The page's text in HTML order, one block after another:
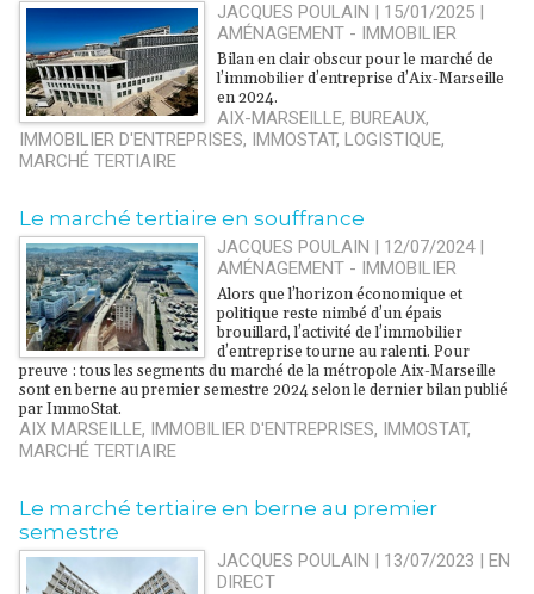
JACQUES POULAIN | 15/01/2025 |
AMÉNAGEMENT - IMMOBILIER
Bilan en clair obscur pour le marché de
l’immobilier d’entreprise d’Aix-Marseille
en 2024.
AIX-MARSEILLE,BUREAUX,
IMMOBILIER D'ENTREPRISES, IMMOSTAT, LOGISTIQUE,
MARCHÉ TERTIAIRE
Le marché tertiaire en souffrance
JACQUES POULAIN | 12/07/2024|
AMÉNAGEMENT - IMMOBILIER
Alors que l’horizon économique et
politique reste nimbé d’un épais
brouillard, l’activité de l’immobilier
d’entreprise tourne au ralenti. Pour
preuve : tous les segments du marché de la métropole Aix-Marseille
sont en berne au premier semestre 2024 selon le dernier bilan publié
par ImmoStat.
AIX MARSEILLE, IMMOBILIER D'ENTREPRISES, IMMOSTAT,
MARCHÉ TERTIAIRE
Le marché tertiaire en berne au premier
semestre
JACQUES POULAIN | 13/07/2023 |EN
DIRECT